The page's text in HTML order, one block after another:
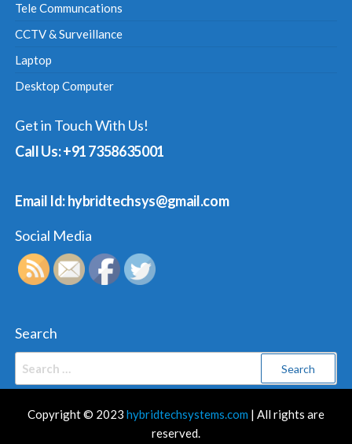
Tele Communcations
CCTV & Surveillance
Laptop
Desktop Computer
Get in Touch With Us!
Call Us: +91 7358635001
Email Id: hybridtechsys@gmail.com
Social Media
Search
Copyright © 2023 hybridtechsystems.com | All rights are
reserved.